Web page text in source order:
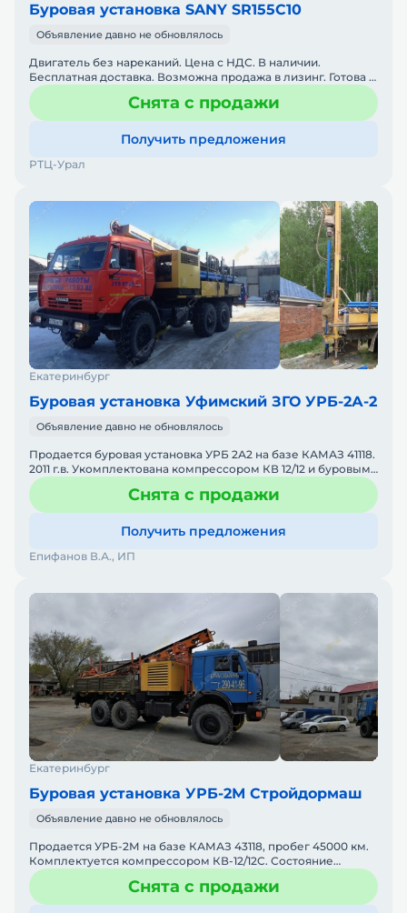
Буровая установка SANY SR155C10
Объявление давно не обновлялось
Двигатель без нареканий. Цена с НДС. В наличии.
Бесплатная доставка. Возможна продажа в лизинг. Готова к
эксплуатации. Не требует вложений. Помогу с доставкой.
Снята с продажи
Получить предложения
РТЦ-Урал
Екатеринбург
Буровая установка Уфимский ЗГО УРБ-2А-2
Объявление давно не обновлялось
Продается буровая установка УРБ 2А2 на базе КАМАЗ 41118.
2011 г.в. Укомплектована компрессором КВ 12/12 и буровым
насосом НБ4. Полный комплект бурового инструм
Снята с продажи
Получить предложения
Епифанов В.А., ИП
Екатеринбург
Буровая установка УРБ-2М Стройдормаш
Объявление давно не обновлялось
Продается УРБ-2М на базе КАМАЗ 43118, пробег 45000 км.
Комплектуется компрессором КВ-12/12C. Состояние
отличное. Обслуживалась своевременно. На консервации
с 20
Снята с продажи